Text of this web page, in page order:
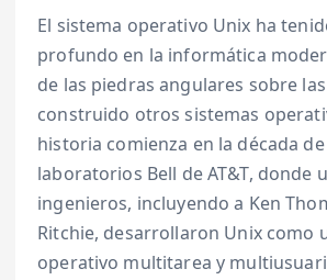
El sistema operativo Unix ha
profundo en la informática
de las piedras angulares sobre
construido otros sistemas
historia comienza en la década de
laboratorios Bell de AT&T, donde
ingenieros, incluyendo a Ken
Ritchie, desarrollaron Unix como
operativo multitarea y